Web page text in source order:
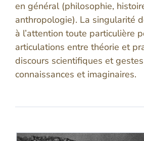
en général (philosophie,
anthropologie). La singularité
à l’attention toute particulière
articulations entre théorie et
discours scientifiques et
connaissances et imaginaires.